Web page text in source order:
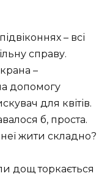
– всі
справу.
–
допомогу
для квітів.
б, проста.
жити складно?
дощ торкається